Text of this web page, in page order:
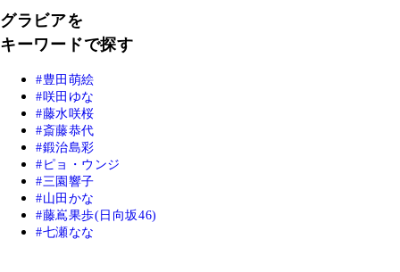
グラビアを
キーワードで探す
豊田萌絵
咲田ゆな
藤水咲桜
斎藤恭代
鍛治島彩
ピョ・ウンジ
三園響子
山田かな
藤嶌果歩(日向坂46)
七瀬なな